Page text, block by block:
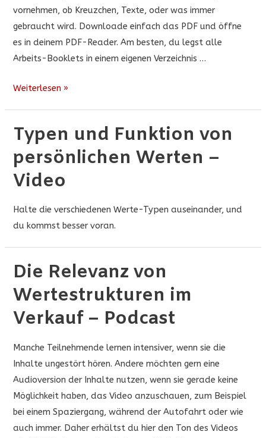
vornehmen, ob Kreuzchen, Texte, oder was immer
gebraucht wird. Downloade einfach das PDF und öffne
es in deinem PDF-Reader. Am besten, du legst alle
Arbeits-Booklets in einem eigenen Verzeichnis …
Typen
von
persönlichen
Werten
–
Weiterlesen »
Typen und Funktion von
persönlichen Werten –
Video
Halte die verschiedenen Werte-Typen auseinander, und
du kommst besser voran.
Die Relevanz von
Wertestrukturen im
Verkauf – Podcast
Manche Teilnehmende lernen intensiver, wenn sie die
Inhalte ungestört hören. Andere möchten gern eine
Audioversion der Inhalte nutzen, wenn sie gerade keine
Möglichkeit haben, das Video anzuschauen, zum Beispiel
bei einem Spaziergang, während der Autofahrt oder wie
auch immer. Daher erhältst du hier den Ton des Videos